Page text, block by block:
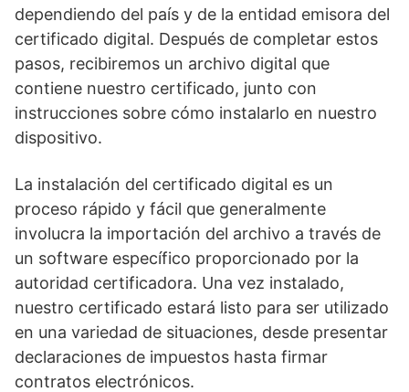
dependiendo del país y de la entidad emisora del
certificado digital. Después de completar estos
pasos, recibiremos un archivo digital que
contiene nuestro certificado, junto con
instrucciones sobre cómo instalarlo en nuestro
dispositivo.
La instalación del certificado digital es un
proceso rápido y fácil que generalmente
involucra la importación del archivo a través de
un software específico proporcionado por la
autoridad certificadora. Una vez instalado,
nuestro certificado estará listo para ser utilizado
en una variedad de situaciones, desde presentar
declaraciones de impuestos hasta firmar
contratos electrónicos.